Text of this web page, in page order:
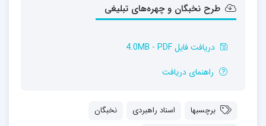
طرح نخبگان و چهره‌های تبلیغی
دریافت فایل 4.0MB - PDF
راهنمای دریافت
برچسبها اسناد راهبردی
نخبگان